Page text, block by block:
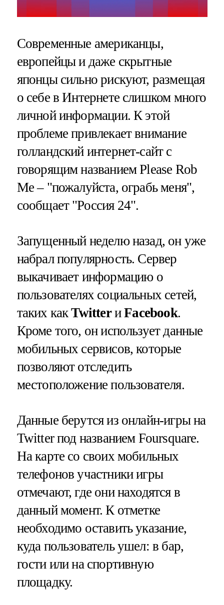
Современные американцы,
европейцы и даже скрытные
японцы сильно рискуют, размещая
о себе в Интернете слишком много
личной информации. К этой
проблеме привлекает внимание
голландский интернет-сайт с
говорящим названием Please Rob
Me – "пожалуйста, ограбь меня",
сообщает "Россия 24".
Запущенный неделю назад, он уже
набрал популярность. Сервер
выкачивает информацию о
пользователях социальных сетей,
таких какTwitterиFacebook.
Кроме того, он использует данные
мобильных сервисов, которые
позволяют отследить
местоположение пользователя.
Данные берутся из онлайн-игры на
Twitter под названием Foursquare.
На карте со своих мобильных
телефонов участники игры
отмечают, где они находятся в
данный момент. К отметке
необходимо оставить указание,
куда пользователь ушел: в бар,
гости или на спортивную
площадку.